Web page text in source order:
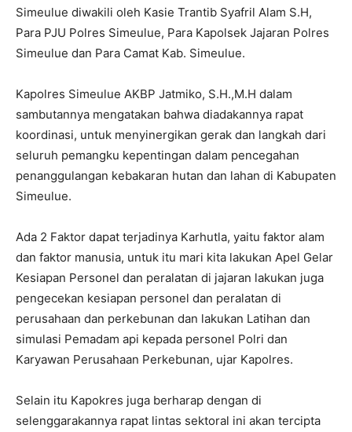
Simeulue diwakili oleh Kasie Trantib Syafril Alam S.H,
Para PJU Polres Simeulue, Para Kapolsek Jajaran Polres
Simeulue dan Para Camat Kab. Simeulue.
Kapolres Simeulue AKBP Jatmiko, S.H.,M.H dalam
sambutannya mengatakan bahwa diadakannya rapat
koordinasi, untuk menyinergikan gerak dan langkah dari
seluruh pemangku kepentingan dalam pencegahan
penanggulangan kebakaran hutan dan lahan di Kabupaten
Simeulue.
Ada 2 Faktor dapat terjadinya Karhutla, yaitu faktor alam
dan faktor manusia, untuk itu mari kita lakukan Apel Gelar
Kesiapan Personel dan peralatan di jajaran lakukan juga
pengecekan kesiapan personel dan peralatan di
perusahaan dan perkebunan dan lakukan Latihan dan
simulasi Pemadam api kepada personel Polri dan
Karyawan Perusahaan Perkebunan, ujar Kapolres.
Selain itu Kapokres juga berharap dengan di
selenggarakannya rapat lintas sektoral ini akan tercipta